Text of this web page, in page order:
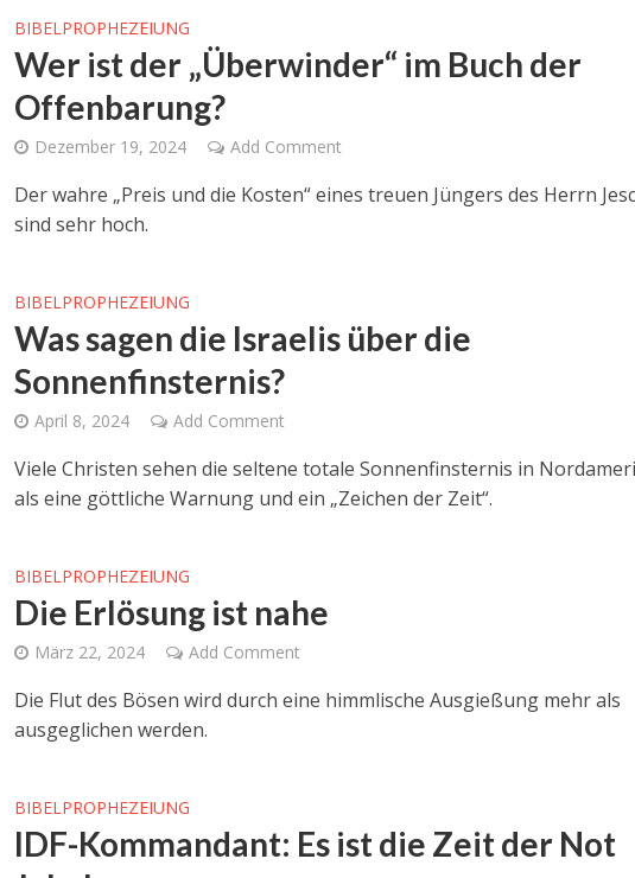
BIBELPROPHEZEIUNG
Wer ist der „Überwinder“ im Buch der
Offenbarung?
Dezember 19, 2024 Add Comment
Der wahre „Preis und die Kosten“ eines treuen Jüngers des Herrn
sind sehr hoch.
BIBELPROPHEZEIUNG
Was sagen die Israelis über die
Sonnenfinsternis?
April 8, 2024 Add Comment
Viele Christen sehen die seltene totale Sonnenfinsternis in
als eine göttliche Warnung und ein „Zeichen der Zeit“.
BIBELPROPHEZEIUNG
Die Erlösung ist nahe
März 22, 2024 Add Comment
Die Flut des Bösen wird durch eine himmlische Ausgießung mehr als
ausgeglichen werden.
BIBELPROPHEZEIUNG
IDF-Kommandant: Es ist die Zeit der Not